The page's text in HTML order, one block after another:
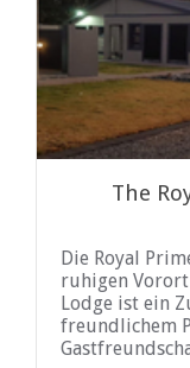
The
Die Royal
ruhigen
Lodge ist ein
freundlichem